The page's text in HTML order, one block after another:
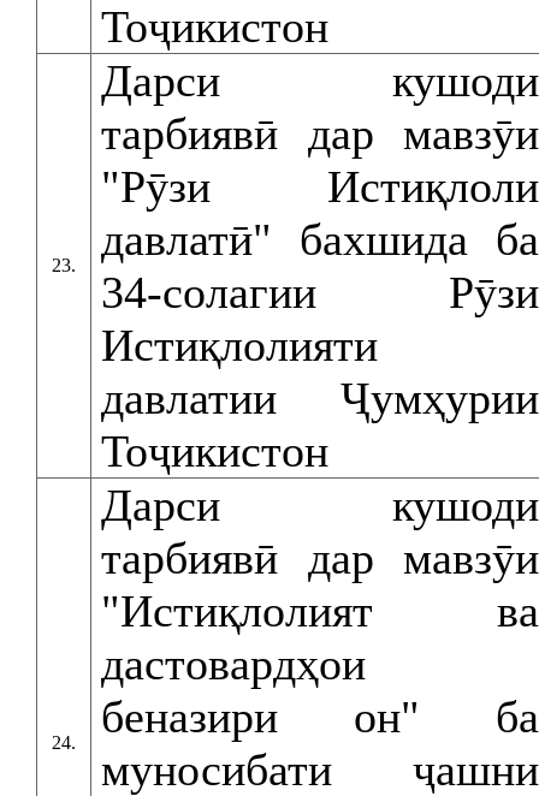
Тоҷикистон
23.
Дарси кушоди
тарбиявӣ дар мавзӯи
"Рӯзи Истиқлоли
давлатӣ" бахшида ба
34-солагии Рӯзи
Истиқлолияти
давлатии Ҷумҳурии
Тоҷикистон
24.
Дарси кушоди
тарбиявӣ дар мавзӯи
"Истиқлолият ва
дастовардҳои
беназири он" ба
муносибати ҷашни